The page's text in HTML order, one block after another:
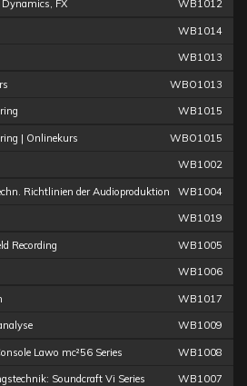
FX WB1012
WB1014
WB1013
WBO1013
WB1015
| Onlinekurs WBO1015
WB1002
Richtlinien der Audioproduktion WB1004
WB1019
Recording WB1005
WB1006
WB1017
WB1009
Lawo mc²56 Series WB1008
Soundcraft Vi Series WB1007